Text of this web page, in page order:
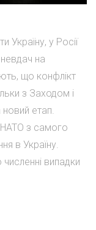
Україну, у Росії
на
що конфлікт
з Заходом і
етап.
НАТО з самого
в Україну.
випадки